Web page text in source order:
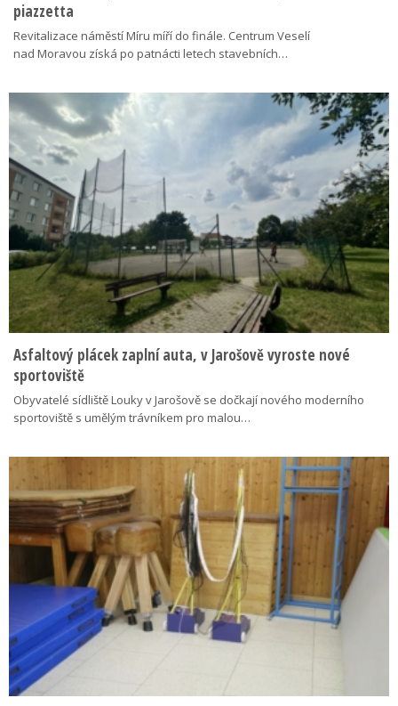
piazzetta
Revitalizace náměstí Míru míří do finále. Centrum Veselí
nad Moravou získá po patnácti letech stavebních…
Asfaltový plácek zaplní auta, v Jarošově vyroste nové
sportoviště
Obyvatelé sídliště Louky v Jarošově se dočkají nového moderního
sportoviště s umělým trávníkem pro malou…